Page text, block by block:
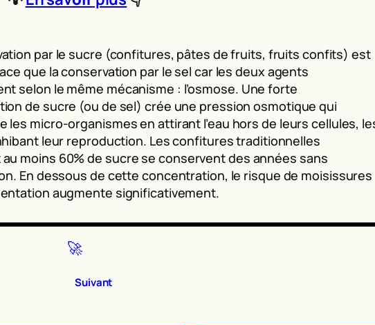
par le sucre (confitures, pâtes de fruits, fruits confits) est
que la conservation par le sel car les deux agents
selon le même mécanisme : l’osmose. Une forte
de sucre (ou de sel) crée une pression osmotique qui
les micro-organismes en attirant l’eau hors de leurs cellules,
leur reproduction. Les confitures traditionnelles
moins 60% de sucre se conservent des années sans
En dessous de cette concentration, le risque de moisissures
augmente significativement.
🚀
Suivant